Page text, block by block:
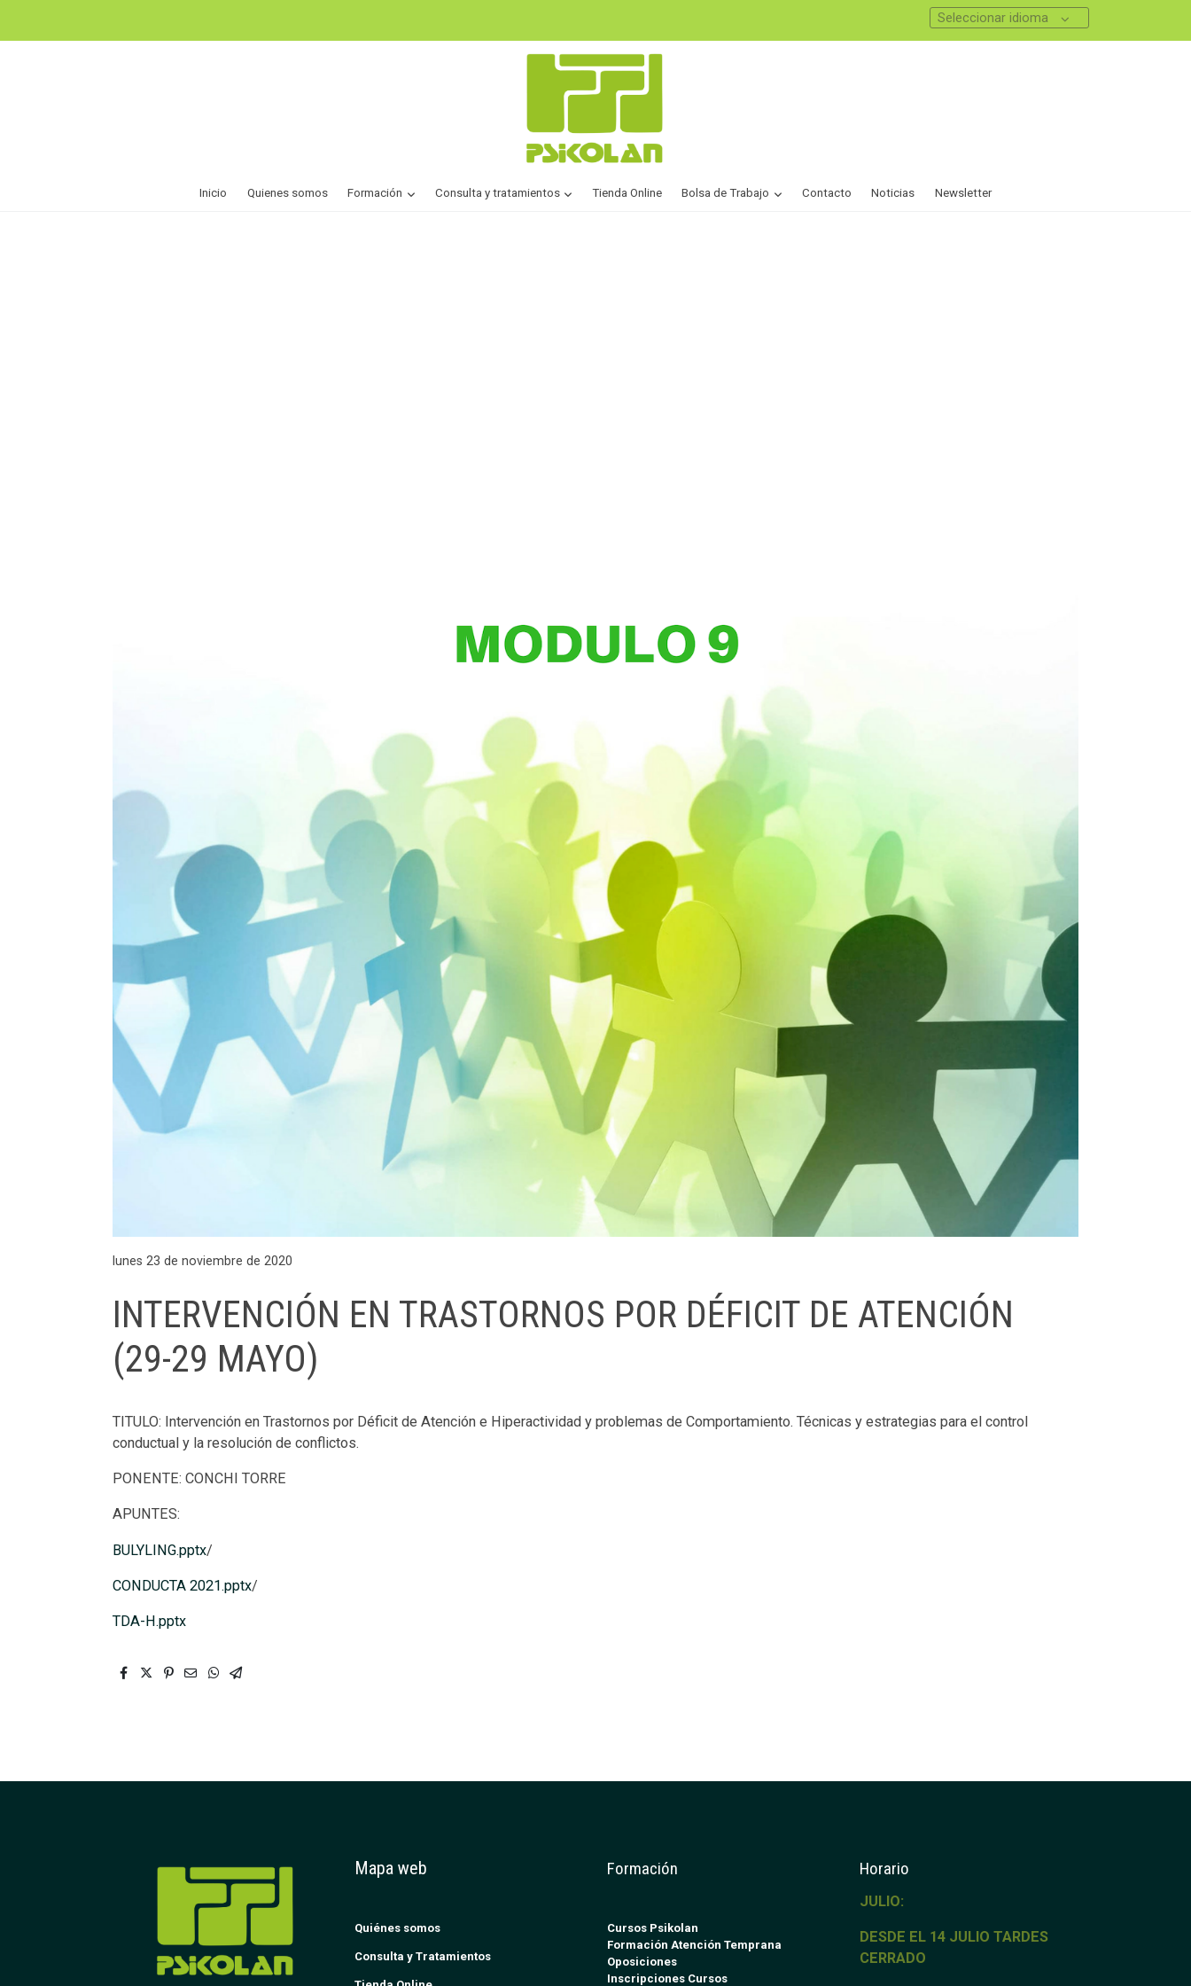
Seleccionar idioma
Inicio Quienes somos Formación Consulta y tratamientos Tienda Online Bolsa de Trabajo Contacto Noticias Newsletter
lunes 23 de noviembre de 2020
INTERVENCIÓN EN TRASTORNOS POR DÉFICIT DE ATENCIÓN
(29-29 MAYO)
TITULO: Intervención en Trastornos por Déficit de Atención e Hiperactividad y problemas de Comportamiento. Técnicas y estrategias para el control
conductual y la resolución de conflictos.
PONENTE: CONCHI TORRE
APUNTES:
BULYLING.pptx/
CONDUCTA 2021.pptx/
TDA-H.pptx
Mapa web
Quiénes somos
Consulta y Tratamientos
Formación
Cursos Psikolan
Formación Atención Temprana
Oposiciones
Inscripciones Cursos
Horario
JULIO:
DESDE EL 14 JULIO TARDES
CERRADO